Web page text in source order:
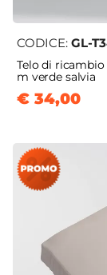
CODICE: GL-
Telo di
m verde salvia
€ 34,00